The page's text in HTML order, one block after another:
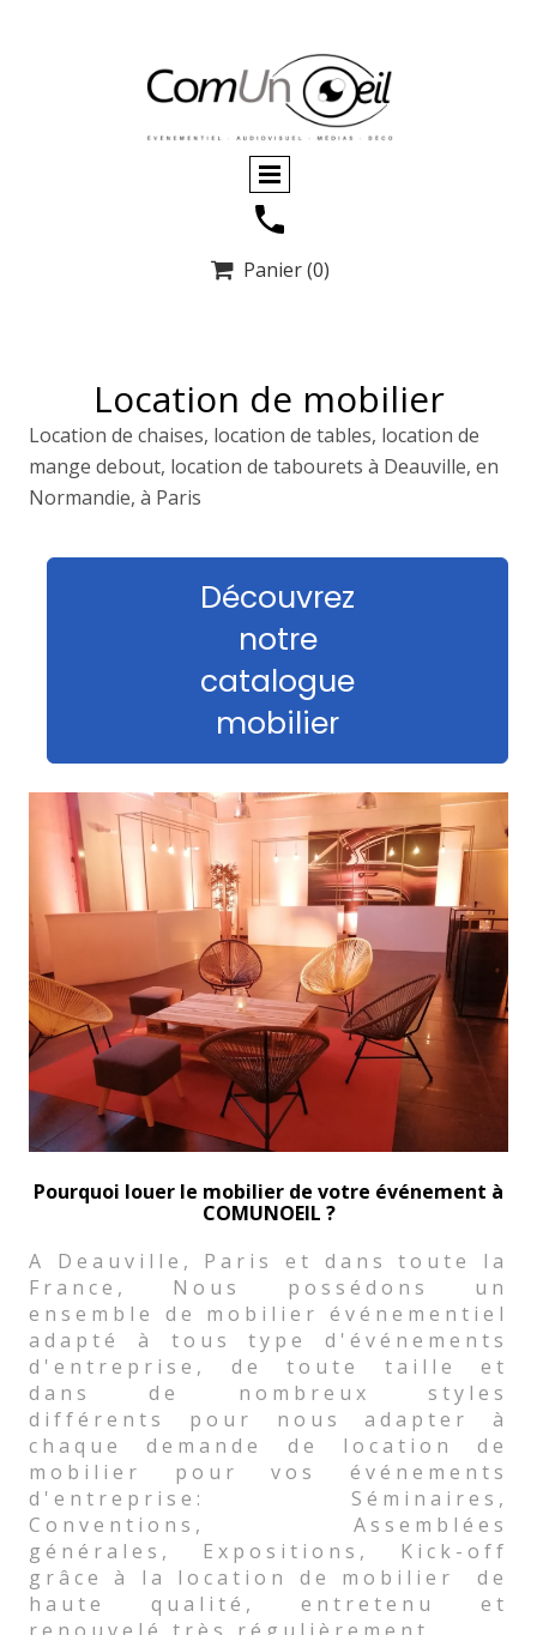
 Panier(0)
Location de mobilier
Location de chaises, location de tables, location de
mange debout, location de tabourets à Deauville, en
Normandie, à Paris
Découvrez
notre
catalogue
mobilier
Pourquoi louer le mobilier de votre événement à
COMUNOEIL ?
A Deauville, Paris et dans toute la
France, Nous possédons un
ensemble de mobilier événementiel
adapté à tous type d'événements
d'entreprise, de toute taille et
dans de nombreux styles
différents pour nous adapter à
chaque demande de location de
mobilier pour vos événements
d'entreprise: Séminaires,
Conventions, Assemblées
générales, Expositions, Kick-off
grâce à la location de mobilier de
haute qualité, entretenu et